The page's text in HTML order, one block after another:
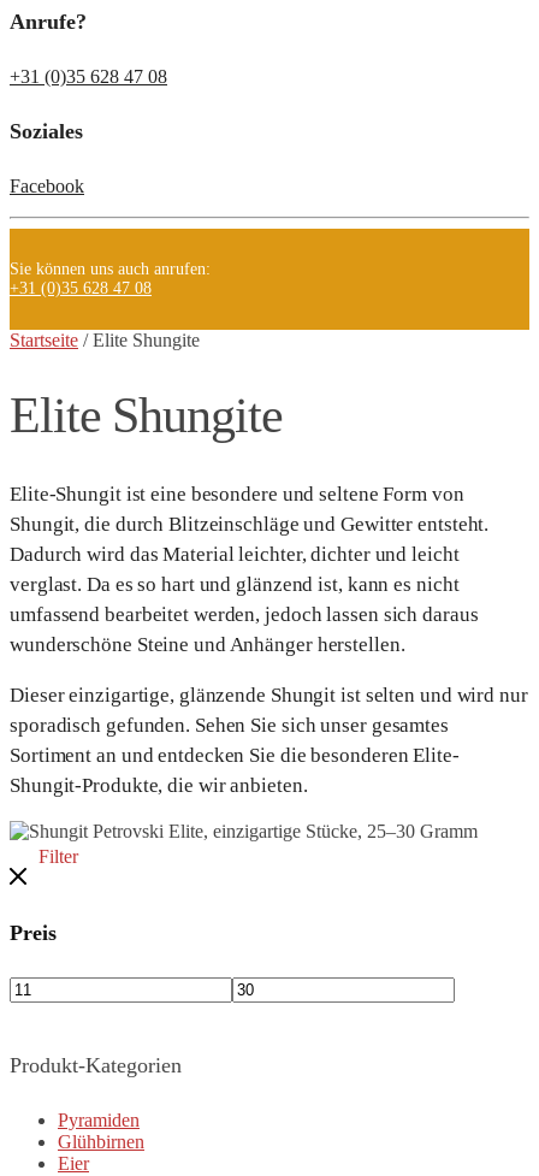
Anrufe?
+31 (0)35 628 47 08
Soziales
Facebook
Sie können uns auch anrufen:
+31 (0)35 628 47 08
Startseite / Elite Shungite
Elite Shungite
Elite-Shungit ist eine besondere und seltene Form von
Shungit, die durch Blitzeinschläge und Gewitter entsteht.
Dadurch wird das Material leichter, dichter und leicht
verglast. Da es so hart und glänzend ist, kann es nicht
umfassend bearbeitet werden, jedoch lassen sich daraus
wunderschöne Steine und Anhänger herstellen.
Dieser einzigartige, glänzende Shungit ist selten und wird nur
sporadisch gefunden. Sehen Sie sich unser gesamtes
Sortiment an und entdecken Sie die besonderen Elite-
Shungit-Produkte, die wir anbieten.
Filter
Preis
Produkt-Kategorien
Pyramiden
Glühbirnen
Eier